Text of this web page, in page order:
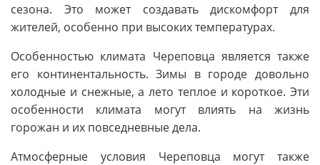
сезона. Это может создавать дискомфорт для
жителей, особенно при высоких температурах.
Особенностью климата Череповца является также
его континентальность. Зимы в городе довольно
холодные и снежные, а лето теплое и короткое. Эти
особенности климата могут влиять на жизнь
горожан и их повседневные дела.
Атмосферные условия Череповца могут также